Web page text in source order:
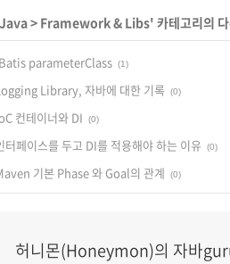
Java> Framework & Libs' 카테고리의
parameterClass (1)
Library, 자바에 대한 기록
(0)
컨테이너와 DI
(0)
터페이스를 두고 DI를 적용해야 하는 이유
(0)
기본 Phase 와 Goal의 관계
(0)
허니몬(Honeymon)의 자바